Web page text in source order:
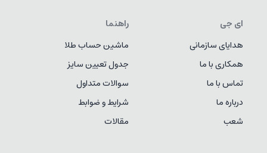
ای جی
هدایای سازمانی
همکاری با ما
تماس با ما
درباره ما
شعب
راهنما
ماشین حساب طلا
جدول تعیین سایز
سوالات متداول
شرایط و ضوابط
مقالات